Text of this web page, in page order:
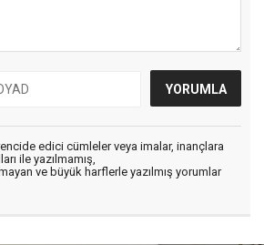
edici cümleler veya imalar, inançlara
ile yazılmamış,
ve büyük harflerle yazılmış yorumlar